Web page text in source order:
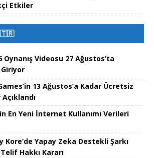
Etkiler
🇹🇷
Oynanış Videosu 27 Ağustos’ta
Giriyor
13 Ağustos’a Kadar Ücretsiz
En Yeni İnternet Kullanımı Verileri
Kore’de Yapay Zeka Destekli Şarkı
Hakkı Kararı